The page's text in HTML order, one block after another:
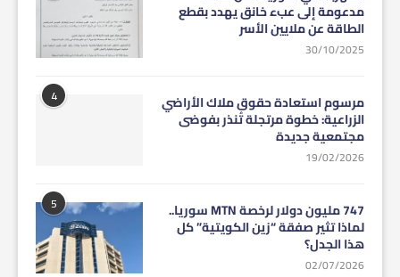
مدعومة إلى عبء خانق يهدد بقطع
الطاقة عن ملايين الأسر
30/10/2025
4 مرسوم استعادة حقوق ملاك الأراضي
الزراعية: خطوة مرتجلة تُنذر بفوضى
مجتمعية جديدة
19/02/2026
5 747 مليون دولار لرخصة MTN سوريا..
لماذا تثير صفقة “زين الكويتية” كل
هذا الجدل؟
02/07/2026